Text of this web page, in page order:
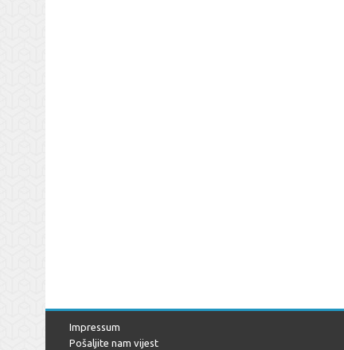
Impressum
Pošaljite nam vijest